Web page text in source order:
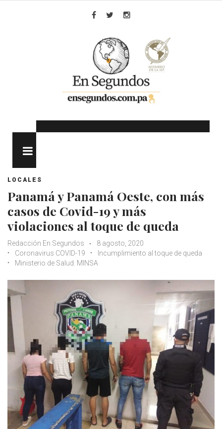
LOCALES
Panamá y Panamá Oeste, con más
casos de Covid-19 y más
violaciones al toque de queda
Redacción En Segundos
8 agosto, 2020
Coronavirus COVID-19
Incumplimiento al toque de queda
Ministerio de Salud. MINSA